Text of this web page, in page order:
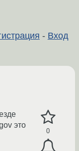
- Вход
0
это